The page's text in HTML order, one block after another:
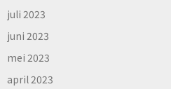
juli 2023
juni 2023
mei 2023
april 2023